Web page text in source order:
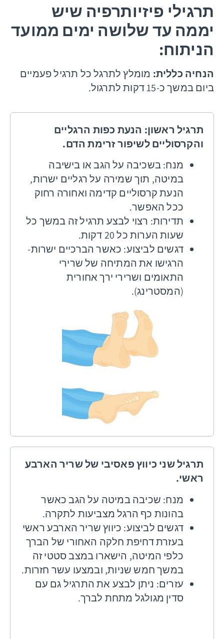
תרגילי פיזיותרפיה שיש
יממה עד שלושה ימים ממועד
הניתוח:
הנחיה כללית: מומלץ לתרגל כל תרגיל פעמיים
ביום במשך כ-15 דקות לתרגול.
תרגיל ראשון: הנעת כפות הרגליים
והקרסוליים לשיפור זרימת הדם.
מנח: בשכיבה על הגב או בישיבה
במיטה, תוך שמירה על רגליים ישרות,
הנעת קרסוליים קדימה ואחורה רחוק
ככל האפשר.
תדירות: רצוי לבצע תרגיל זה במשך כל
שעות הערות כל 20 דקות.
דגשים לביצוע: כאשר הברכיים ישרות-
הרגישו את המתיחה של שרירי
התאומים ושרירי ירך אחורית
(המסטרינג).
תרגיל שני כיווץ פאסיבי של שריר הארבע
ראשי.
מנח: שכיבה במיטה על הגב כאשר
בהונות כף הרגל מצביעות לתקרה.
דגשים לביצוע: כיווץ שריר הארבע ראשי
בעזרת דחיפת חלקה האחורי של הברך
כלפי המיטה, הישארו במצב סטטי זה
במשך חמש שניות, ובמצעו עשר חזרות.
עזרים: ניתן לבצע את התרגיל גם עם
סדין מגולגל מתחת לברך.